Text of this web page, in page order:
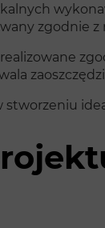
zgodnie
stworzeniu